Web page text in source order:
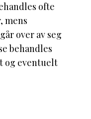
ofte
mens
over av seg
behandles
og eventuelt